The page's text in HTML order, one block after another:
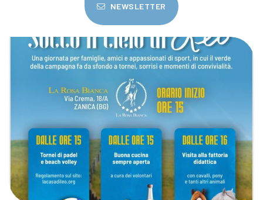
NEWSLETTER